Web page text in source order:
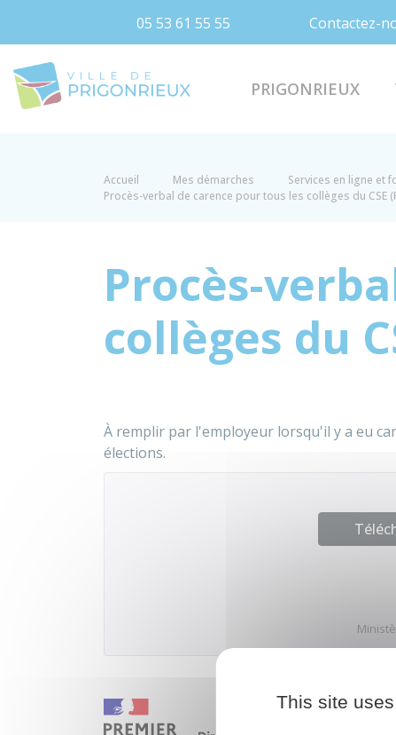
05 53 61 55 55 Contactez-
PRIGONRIEUX
Accueil Mes démarches
Services en ligne et
Procès-verbal de carence pour tous les collèges du CSE
Procès-
collèges du
À remplir par l'employeur lorsqu'il y a eu
élections.
This site